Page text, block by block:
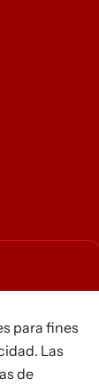
para fines
Las
de